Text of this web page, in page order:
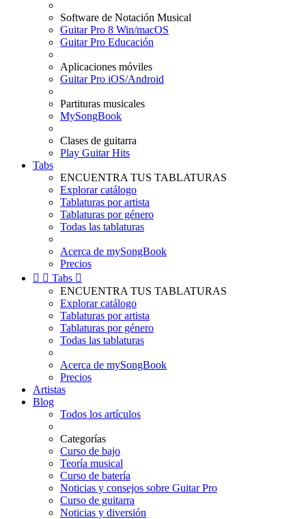
Software de Notación Musical
Guitar Pro 8 Win/macOS
Guitar Pro Educación
Aplicaciones móviles
Guitar Pro iOS/Android
Partituras musicales
MySongBook
Clases de guitarra
Play Guitar Hits
Tabs
ENCUENTRA TUS TABLATURAS
Explorar catálogo
Tablaturas por artista
Tablaturas por género
Todas las tablaturas
Acerca de mySongBook
Precios
  Tabs 
ENCUENTRA TUS TABLATURAS
Explorar catálogo
Tablaturas por artista
Tablaturas por género
Todas las tablaturas
Acerca de mySongBook
Precios
Artistas
Blog
Todos los artículos
Categorías
Curso de bajo
Teoría musical
Curso de batería
Noticias y consejos sobre Guitar Pro
Curso de guitarra
Noticias y diversión